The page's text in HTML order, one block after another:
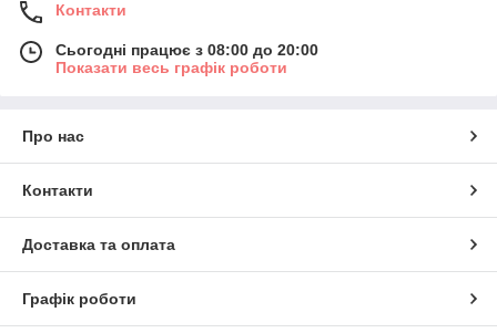
Контакти
Сьогодні працює з 08:00 до 20:00
Показати весь графік роботи
Про нас
Контакти
Доставка та оплата
Графік роботи